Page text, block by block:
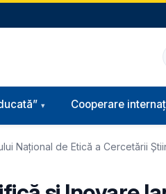
Cooperare
Naţional de Etică a Cercetării